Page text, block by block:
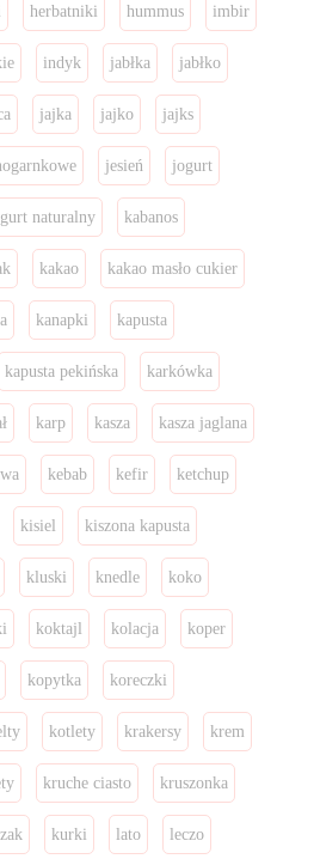
herbatniki hummus imbir
indyk jabłka jabłko
jajka jajko jajks
jesień jogurt
naturalny kabanos
kakao kakao masło cukier
kanapki kapusta
kapusta pekińska karkówka
karp kasza kasza jaglana
kebab kefir ketchup
kisiel kiszona kapusta
kluski knedle koko
koktajl kolacja koper
kopytka koreczki
kotlety krakersy krem
kruche ciasto kruszonka
kurki lato leczo